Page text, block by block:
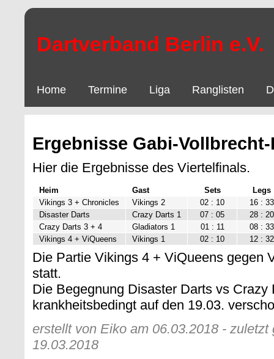
Dartverband Berlin e.V.
Home Termine Liga Ranglisten
Ergebnisse Gabi-
Hier die Ergebnisse des Viertelfinals.
Heim Gast Sets
Legs
Vikings 3 + Chronicles
Vikings 2 02 : 10
16 : 33
Disaster Darts
Crazy Darts 1 07 : 05
28 : 20
Crazy Darts 3 + 4
Gladiators 1 01 : 11
08 : 33
Vikings 4 + ViQueens
Vikings 1 02 : 10 12 : 32
Die Partie Vikings 4 + ViQueens gegen
statt.
Die Begegnung Disaster Darts vs Crazy
krankheitsbedingt auf den 19.03.
erstellt von Eiko am 06.03.2018 -
19.03.2018